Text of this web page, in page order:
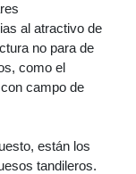
al atractivo de
no para de
como el
campo de
están los
tandileros.